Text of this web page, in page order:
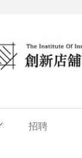
招聘